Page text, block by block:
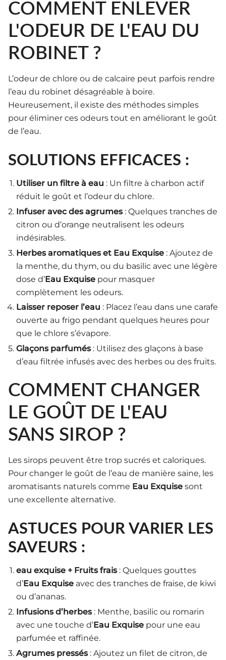
COMMENT ENLEVER
L'ODEUR DE L'EAU DU
ROBINET ?
L’odeur de chlore ou de calcaire peut parfois rendre
l’eau du robinet désagréable à boire.
Heureusement, il existe des méthodes simples
pour éliminer ces odeurs tout en améliorant le goût
de l’eau.
SOLUTIONS EFFICACES :
Utiliser un filtre à eau : Un filtre à charbon actif
réduit le goût et l’odeur du chlore.
Infuser avec des agrumes: Quelques tranches de
citron ou d’orange neutralisent les odeurs
indésirables.
Herbes aromatiques et Eau Exquise : Ajoutez de
la menthe, du thym, ou du basilic avec une légère
dose d’Eau Exquise pour masquer
complètement les odeurs.
Laisser reposer l’eau : Placez l’eau dans une carafe
ouverte au frigo pendant quelques heures pour
que le chlore s’évapore.
Glaçons parfumés: Utilisez des glaçons à base
d’eau filtrée infusés avec des herbes ou des fruits.
COMMENT CHANGER
LE GOÛT DE L'EAU
SANS SIROP ?
Les sirops peuvent être trop sucrés et caloriques.
Pour changer le goût de l’eau de manière saine, les
aromatisants naturels comme Eau Exquise sont
une excellente alternative.
ASTUCES POUR VARIER LES
SAVEURS :
eau exquise + Fruits frais: Quelques gouttes
d’Eau Exquise avec des tranches de fraise, de kiwi
ou d’ananas.
Infusions d’herbes: Menthe, basilic ou romarin
avec une touche d’Eau Exquise pour une eau
parfumée et raffinée.
Agrumes pressés: Ajoutez un filet de citron, de